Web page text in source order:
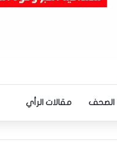
الصحف مقالات الرأي